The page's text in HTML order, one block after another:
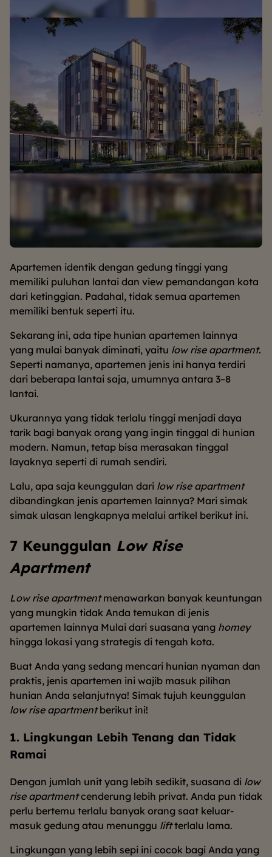
Apartemen identik dengan gedung tinggi yang
memiliki puluhan lantai dan view pemandangan kota
dari ketinggian. Padahal, tidak semua apartemen
memiliki bentuk seperti itu.
Sekarang ini, ada tipe hunian apartemen lainnya
yang mulai banyak diminati, yaitu low rise apartment.
Seperti namanya, apartemen jenis ini hanya terdiri
dari beberapa lantai saja, umumnya antara 3–8
lantai.
Ukurannya yang tidak terlalu tinggi menjadi daya
tarik bagi banyak orang yang ingin tinggal di hunian
modern. Namun, tetap bisa merasakan tinggal
layaknya seperti di rumah sendiri.
Lalu, apa saja keunggulan dari low rise apartment
dibandingkan jenis apartemen lainnya? Mari simak
simak ulasan lengkapnya melalui artikel berikut ini.
7 Keunggulan Low Rise
Apartment
Low rise apartmentmenawarkan banyak keuntungan
yang mungkin tidak Anda temukan di jenis
apartemen lainnya Mulai dari suasana yang homey
hingga lokasi yang strategis di tengah kota.
Buat Anda yang sedang mencari hunian nyaman dan
praktis, jenis apartemen ini wajib masuk pilihan
hunian Anda selanjutnya! Simak tujuh keunggulan
low rise apartmentberikut ini!
1. Lingkungan Lebih Tenang dan Tidak
Ramai
Dengan jumlah unit yang lebih sedikit, suasana di low
rise apartmentcenderung lebih privat. Anda pun tidak
perlu bertemu terlalu banyak orang saat keluar-
masuk gedung atau menunggu liftterlalu lama.
Lingkungan yang lebih sepi ini cocok bagi Anda yang